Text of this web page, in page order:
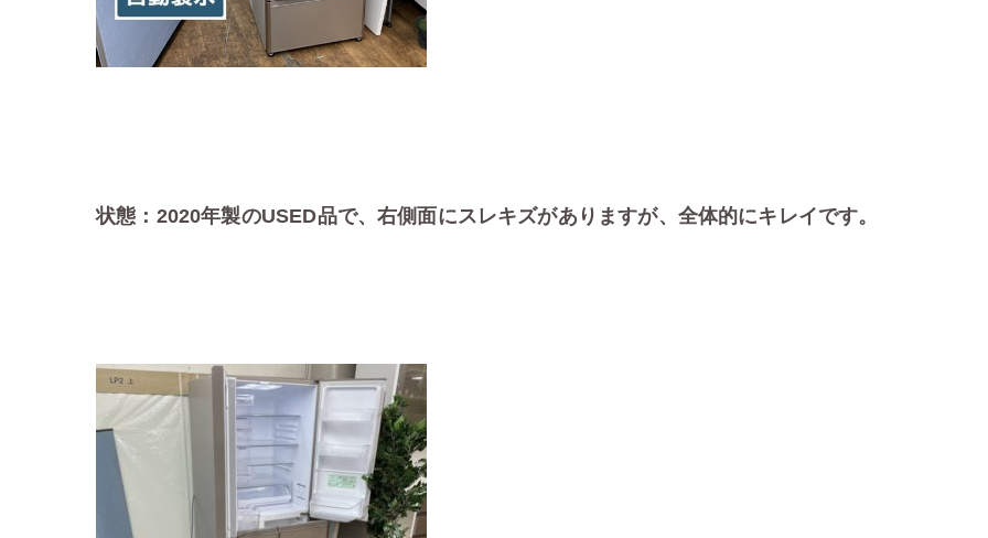
状態：2020年製のUSED品で、右側面にスレキズがありますが、全体的にキレイです。